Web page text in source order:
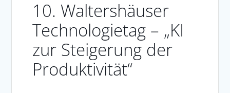
10. Waltershäuser
Technologietag – „KI
zur Steigerung der
Produktivität“